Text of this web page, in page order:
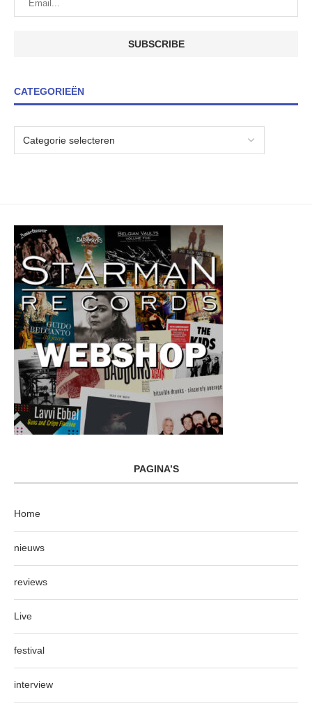
CATEGORIEËN
PAGINA’S
Home
nieuws
reviews
Live
festival
interview